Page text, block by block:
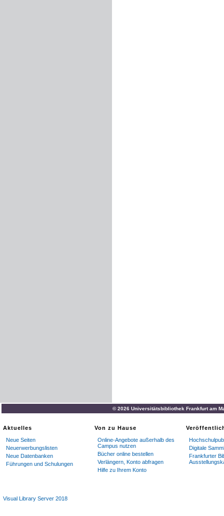
© 2026 Universitätsbibliothek Frankfurt am
Aktuelles
Neue Seiten
Neuerwerbungslisten
Neue Datenbanken
Führungen und Schulungen
Von zu Hause
Online-Angebote außerhalb des
Campus nutzen
Bücher online bestellen
Verlängern, Konto abfragen
Hilfe zu Ihrem Konto
Digitale
Frankfurter
Visual Library Server 2018